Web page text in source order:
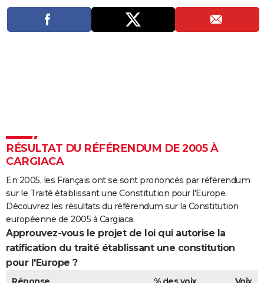
Destinations
City break
Voyage nature
Voyage de noces
Climat
PROGRAMME TV
COPAINS D'AVANT
S'inscrire
Se connecter
Lycées
Collèges
Primaires
Universités
Entreprises
Service militaire
Avis de recherche
AVIS DE DÉCÈS
FORUM
Bricolage
Lifestyle
Culture
Auto
Television
Voyage
Cinema
RÉSULTAT DU RÉFÉRENDUM DE 2005 À
CARGIACA
En 2005, les Français ont se sont prononcés par référendum
sur le Traité établissant une Constitution pour l'Europe.
Découvrez les résultats du référendum sur la Constitution
européenne de 2005 à Cargiaca.
Approuvez-vous le projet de loi qui autorise la
ratification du traité établissant une constitution
pour l'Europe ?